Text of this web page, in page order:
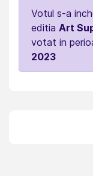
Votul s-a
editia Art
votat in
2023